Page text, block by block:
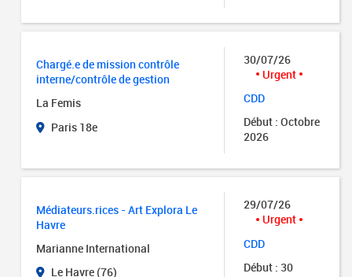
Chargé.e de mission contrôle
interne/contrôle de gestion
La Femis
Paris 18e
30/07/26
Urgent
CDD
Début : Octobre
2026
Médiateurs.rices - Art Explora Le
Havre
Marianne International
Le Havre (76)
29/07/26
Urgent
CDD
Début : 30